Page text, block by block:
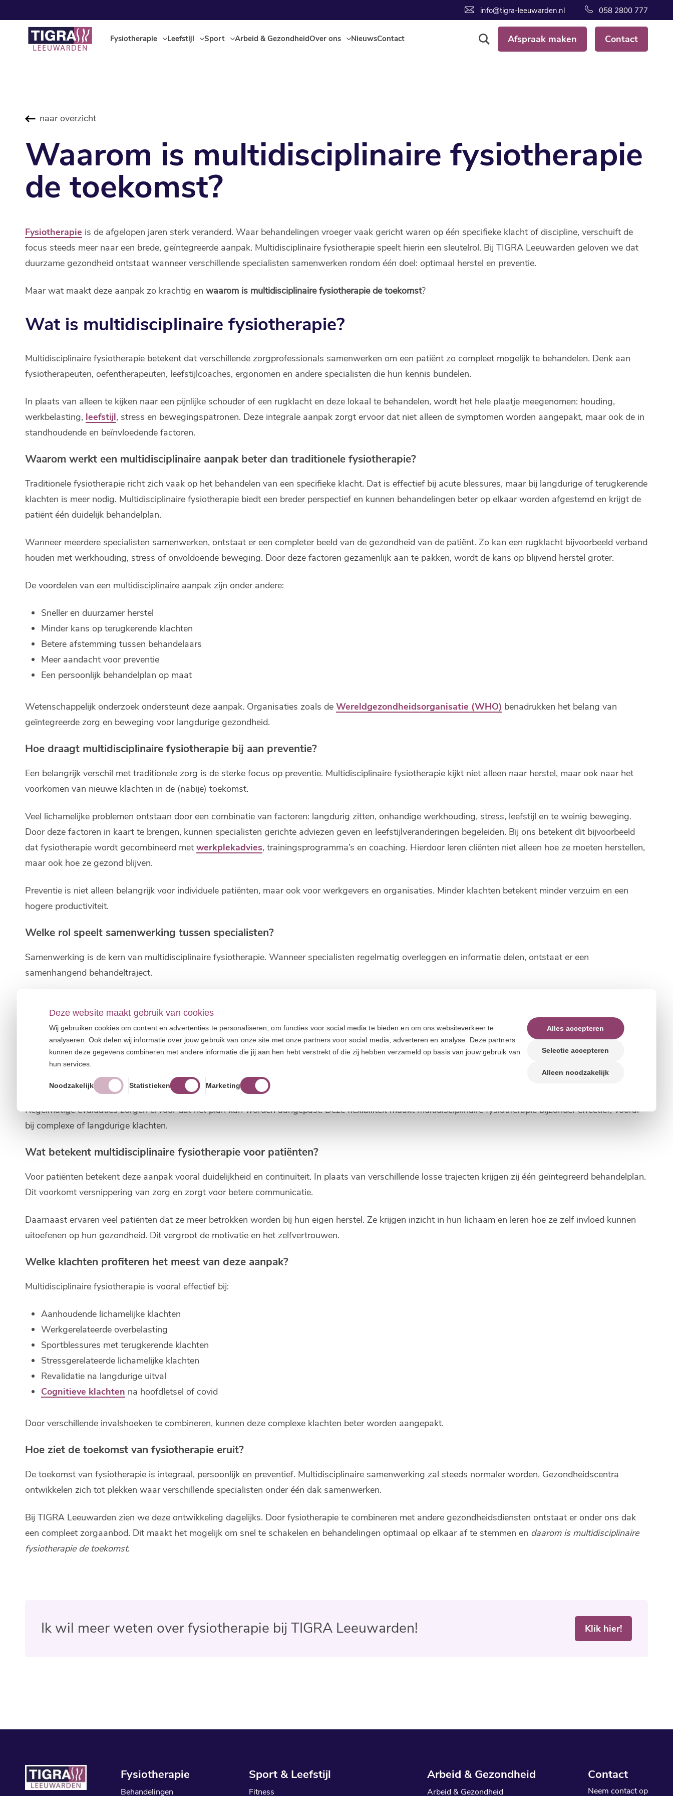
Deze website maakt gebruik van cookies
Wij gebruiken cookies om content en advertenties te personaliseren, om functies voor social media te bieden en om ons websiteverkeer te
analyseren. Ook delen wij informatie over jouw gebruik van onze site met onze partners voor social media, adverteren en analyse. Deze partners
kunnen deze gegevens combineren met andere informatie die jij aan hen hebt verstrekt of die zij hebben verzameld op basis van jouw gebruik van
hun services.
Noodzakelijk Statistieken Marketing
Alles accepteren
Selectie accepteren
Alleen noodzakelijk
info@tigra-leeuwarden.nl 058 2800 777
Fysiotherapie Leefstijl Sport Arbeid & GezondheidOver ons NieuwsContact Afspraak maken Contact
naar overzicht
Waarom is multidisciplinaire fysiotherapie
de toekomst?
Fysiotherapie is de afgelopen jaren sterk veranderd. Waar behandelingen vroeger vaak gericht waren op één specifieke klacht of discipline, verschuift de
focus steeds meer naar een brede, geïntegreerde aanpak. Multidisciplinaire fysiotherapie speelt hierin een sleutelrol. Bij TIGRA Leeuwarden geloven we dat
duurzame gezondheid ontstaat wanneer verschillende specialisten samenwerken rondom één doel: optimaal herstel en preventie.
Maar wat maakt deze aanpak zo krachtig en waarom is multidisciplinaire fysiotherapie de toekomst?
Wat is multidisciplinaire fysiotherapie?
Multidisciplinaire fysiotherapie betekent dat verschillende zorgprofessionals samenwerken om een patiënt zo compleet mogelijk te behandelen. Denk aan
fysiotherapeuten, oefentherapeuten, leefstijlcoaches, ergonomen en andere specialisten die hun kennis bundelen.
In plaats van alleen te kijken naar een pijnlijke schouder of een rugklacht en deze lokaal te behandelen, wordt het hele plaatje meegenomen: houding,
werkbelasting, leefstijl, stress en bewegingspatronen. Deze integrale aanpak zorgt ervoor dat niet alleen de symptomen worden aangepakt, maar ook de in
standhoudende en beïnvloedende factoren.
Waarom werkt een multidisciplinaire aanpak beter dan traditionele fysiotherapie?
Traditionele fysiotherapie richt zich vaak op het behandelen van een specifieke klacht. Dat is effectief bij acute blessures, maar bij langdurige of terugkerende
klachten is meer nodig. Multidisciplinaire fysiotherapie biedt een breder perspectief en kunnen behandelingen beter op elkaar worden afgestemd en krijgt de
patiënt één duidelijk behandelplan.
Wanneer meerdere specialisten samenwerken, ontstaat er een completer beeld van de gezondheid van de patiënt. Zo kan een rugklacht bijvoorbeeld verband
houden met werkhouding, stress of onvoldoende beweging. Door deze factoren gezamenlijk aan te pakken, wordt de kans op blijvend herstel groter.
De voordelen van een multidisciplinaire aanpak zijn onder andere:
Sneller en duurzamer herstel
Minder kans op terugkerende klachten
Betere afstemming tussen behandelaars
Meer aandacht voor preventie
Een persoonlijk behandelplan op maat
Wetenschappelijk onderzoek ondersteunt deze aanpak. Organisaties zoals de Wereldgezondheidsorganisatie (WHO) benadrukken het belang van
geïntegreerde zorg en beweging voor langdurige gezondheid.
Hoe draagt multidisciplinaire fysiotherapie bij aan preventie?
Een belangrijk verschil met traditionele zorg is de sterke focus op preventie. Multidisciplinaire fysiotherapie kijkt niet alleen naar herstel, maar ook naar het
voorkomen van nieuwe klachten in de (nabije) toekomst.
Veel lichamelijke problemen ontstaan door een combinatie van factoren: langdurig zitten, onhandige werkhouding, stress, leefstijl en te weinig beweging.
Door deze factoren in kaart te brengen, kunnen specialisten gerichte adviezen geven en leefstijlveranderingen begeleiden. Bij ons betekent dit bijvoorbeeld
dat fysiotherapie wordt gecombineerd met werkplekadvies, trainingsprogramma’s en coaching. Hierdoor leren cliënten niet alleen hoe ze moeten herstellen,
maar ook hoe ze gezond blijven.
Preventie is niet alleen belangrijk voor individuele patiënten, maar ook voor werkgevers en organisaties. Minder klachten betekent minder verzuim en een
hogere productiviteit.
Welke rol speelt samenwerking tussen specialisten?
Samenwerking is de kern van multidisciplinaire fysiotherapie. Wanneer specialisten regelmatig overleggen en informatie delen, ontstaat er een
samenhangend behandeltraject.
zich bezighouden met ergonomie, leefstijl of mentale belasting. Door deze kennis te combineren, wordt de behandeling effectiever.
Hoe ziet zo’n samenwerking er in de praktijk uit?
In de praktijk begint het vaak met een uitgebreide intake. Tijdens dit gesprek worden niet alleen de klachten besproken, maar ook je leefstijl en dagelijkse
gewoonten. Op basis daarvan wordt een behandelplan opgesteld waarbij verschillende disciplines worden ingezet.
Regelmatige evaluaties zorgen ervoor dat het plan kan worden aangepast. Deze flexibiliteit maakt multidisciplinaire fysiotherapie bijzonder effectief, vooral
bij complexe of langdurige klachten.
Wat betekent multidisciplinaire fysiotherapie voor patiënten?
Voor patiënten betekent deze aanpak vooral duidelijkheid en continuïteit. In plaats van verschillende losse trajecten krijgen zij één geïntegreerd behandelplan.
Dit voorkomt versnippering van zorg en zorgt voor betere communicatie.
Daarnaast ervaren veel patiënten dat ze meer betrokken worden bij hun eigen herstel. Ze krijgen inzicht in hun lichaam en leren hoe ze zelf invloed kunnen
uitoefenen op hun gezondheid. Dit vergroot de motivatie en het zelfvertrouwen.
Welke klachten profiteren het meest van deze aanpak?
Multidisciplinaire fysiotherapie is vooral effectief bij:
Aanhoudende lichamelijke klachten
Werkgerelateerde overbelasting
Sportblessures met terugkerende klachten
Stressgerelateerde lichamelijke klachten
Revalidatie na langdurige uitval
Cognitieve klachten na hoofdletsel of covid
Door verschillende invalshoeken te combineren, kunnen deze complexe klachten beter worden aangepakt.
Hoe ziet de toekomst van fysiotherapie eruit?
De toekomst van fysiotherapie is integraal, persoonlijk en preventief. Multidisciplinaire samenwerking zal steeds normaler worden. Gezondheidscentra
ontwikkelen zich tot plekken waar verschillende specialisten onder één dak samenwerken.
Bij TIGRA Leeuwarden zien we deze ontwikkeling dagelijks. Door fysiotherapie te combineren met andere gezondheidsdiensten ontstaat er onder ons dak
een compleet zorgaanbod. Dit maakt het mogelijk om snel te schakelen en behandelingen optimaal op elkaar af te stemmen en daarom is multidisciplinaire
fysiotherapie de toekomst.
Ik wil meer weten over fysiotherapie bij TIGRA Leeuwarden! Klik hier!
Fysiotherapie
Behandelingen
Sport & Leefstijl
Fitness
Arbeid & Gezondheid
Arbeid & Gezondheid
Contact
Neem contactop